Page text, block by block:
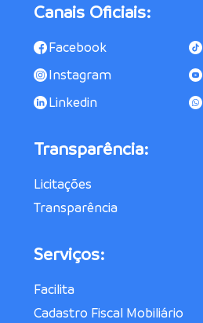
Canais Oficiais:
Facebook
Instagram
Linkedin
Transparência:
Licitações
Transparência
Serviços:
Facilita
Cadastro Fiscal Mobiliário